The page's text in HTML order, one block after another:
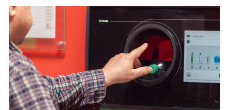
tuellasi riippumaton suomalainen uutisointi jatkuu
myös tulevaisuudessa. Koskela kertoo julkaisseensa
kuvan alun perin siksi, että oli budjettiin yhtä
tyytymätön kuin ilmeensä kuvassa. Hänen mukaansa
osa kommentoijista piti kuvaa liian paljastavana ja […]